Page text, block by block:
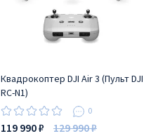
Квадрокоптер DJI Air 3 (Пульт DJI
RC-N1)
0
119 990 ₽ 129 990 ₽